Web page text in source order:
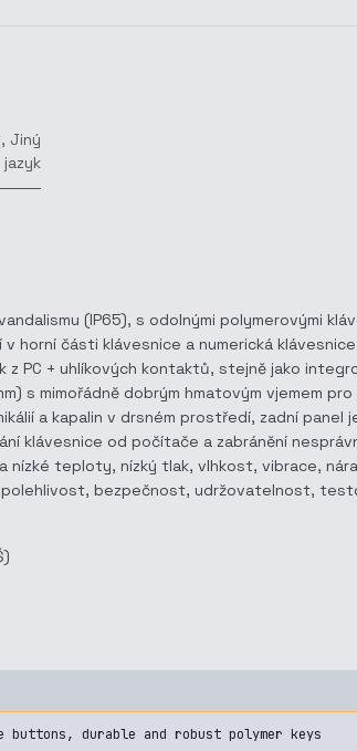
, Jiný
jazyk
(IP65), s odolnými polymerovými
horní části klávesnice a numerická
PC + uhlíkových kontaktů, stejně jako
s mimořádně dobrým hmatovým vjemem
a kapalin v drsném prostředí, zadní
klávesnice od počítače a zabránění
a nízké teploty, nízký tlak, vlhkost, vibrace,
bezpečnost, udržovatelnost,
buttons, durable and robust polymer keys